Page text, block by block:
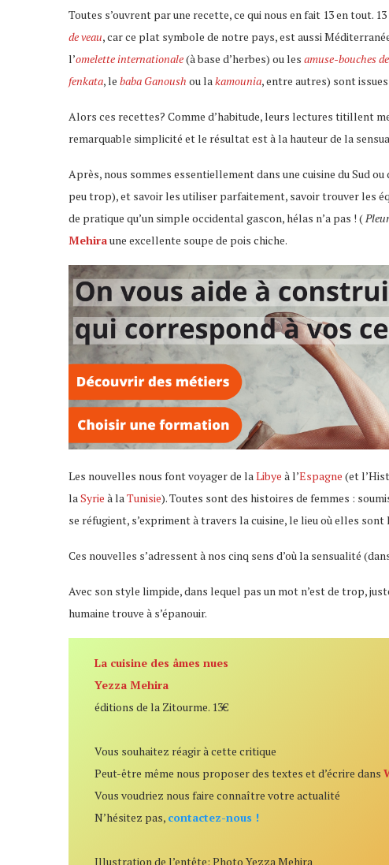
Toutes s’ouvrent par une recette, ce qui nous en fait 13 en
de veau, car ce plat symbole de notre pays, est aussi
l’omelette internationale(à base d’herbes) oules amuse-bouches
fenkata, le baba Ganoush ou lakamounia, entre autres) sont
Alors ces recettes? Comme d’habitude, leurs lectures titillent
remarquable simplicité et le résultat est à la hauteur de la
Après, nous sommes essentiellement dans une cuisine du Sud
peu trop), et savoir les utiliser parfaitement, savoir trouver les
de pratique qu’un simple occidental gascon, hélas n’a pas ! (
Mehiraune excellente soupe de pois chiche.
Les nouvelles nous font voyager de laLibye à l’Espagne (et
laSyrie à laTunisie). Toutes sont des histoires de femmes :
se réfugient, s’expriment à travers la cuisine, le lieu où elles
Ces nouvelles s’adressent à nos cinq sens d’où la sensualité
Avec son style limpide, dans lequel pas un mot n’est de trop,
humaine trouve à s’épanouir.
La cuisine des âmes nues
Yezza Mehira
éditions de la Zitourme. 13€
Vous souhaitez réagir à cette critique
Peut-être même nous proposer des textes et d’écrire dans
Vous voudriez nous faire connaître votre actualité
N’hésitez pas, contactez-nous !
Illustration de l’entête: Photo Yezza Mehira